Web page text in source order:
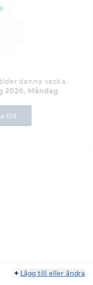
denna vecka,
2026, Måndag
tid
Lägg till eller ändra